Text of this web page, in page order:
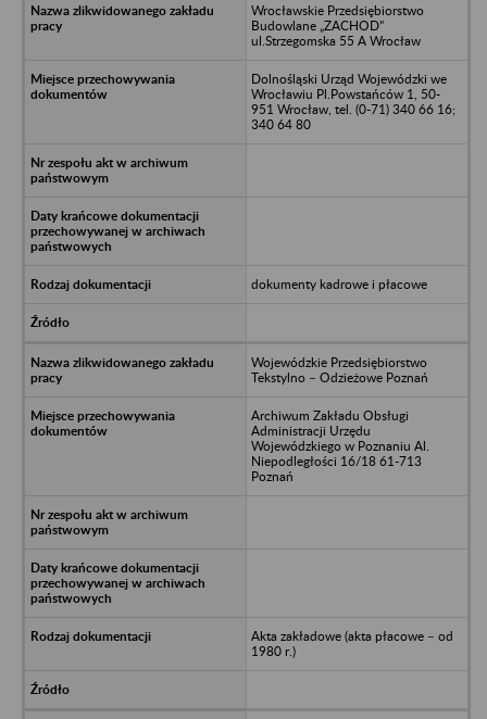
Wrocławskie Przedsiębiorstwo
Budowlane „ZACHOD”
ul.Strzegomska 55 A Wrocław
Dolnośląski Urząd Wojewódzki we
Wrocławiu Pl.Powstańców 1, 50-
951 Wrocław, tel. (0-71) 340 66 16;
340 64 80
dokumenty kadrowe i płacowe
Wojewódzkie Przedsiębiorstwo
Tekstylno – Odzieżowe Poznań
Archiwum Zakładu Obsługi
Administracji Urzędu
Wojewódzkiego w Poznaniu Al.
Niepodległości 16/18 61-713
Poznań
Akta zakładowe (akta płacowe – od
1980 r.)